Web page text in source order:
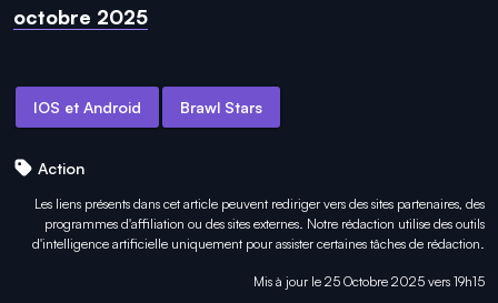
octobre 2025
IOS et Android Brawl Stars
Action
Les liens présents dans cet article peuvent rediriger vers des sites partenaires, des
programmes d'affiliation ou des sites externes. Notre rédaction utilise des outils
d'intelligence artificielle uniquement pourassister certaines tâches de rédaction.
Mis à jour le 25 Octobre 2025 vers 19h15